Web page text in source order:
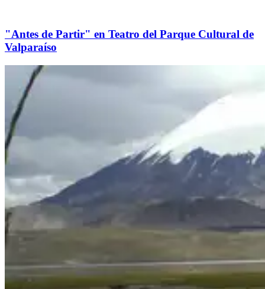
"Antes de Partir" en Teatro del Parque Cultural de
Valparaíso